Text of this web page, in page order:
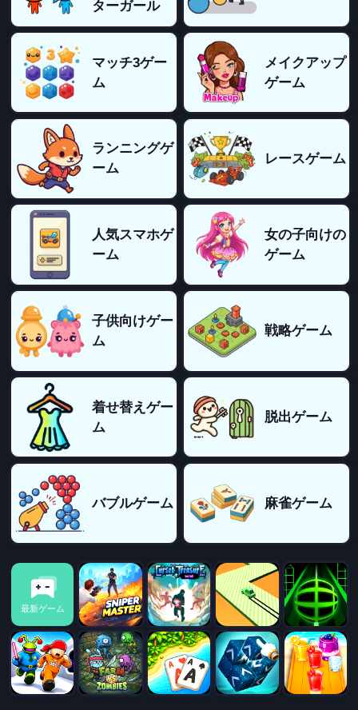
ターガール
マッチ3ゲー
ム
メイクアップ
ゲーム
ランニングゲ
ーム
レースゲーム
人気スマホゲ
ーム
女の子向けの
ゲーム
子供向けゲー
ム
戦略ゲーム
着せ替えゲー
ム
脱出ゲーム
バブルゲーム 麻雀ゲーム
最新ゲーム